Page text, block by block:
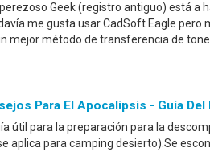
Geek (registro antiguo) está a
me gusta usar CadSoft Eagle pero
mejor método de transferencia de
Para El Apocalipsis - Guía
útil para la preparación para la
aplica para camping desierto).Se